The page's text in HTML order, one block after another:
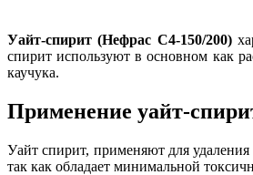
Уайт-спирит (Нефрас С4-150/200)
спирит используют в основном как
каучука.
Применение уайт-
Уайт спирит, применяют для
так как обладает минимальной